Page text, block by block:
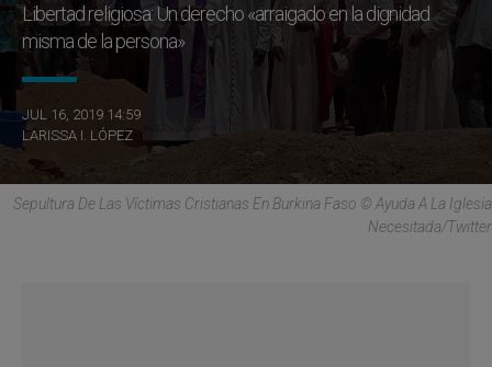
Libertad religiosa: Un derecho «arraigado en la dignidad
misma de la persona»
JUL 16, 2019 14:59
LARISSA I. LÓPEZ
Sepultura De Las Víctimas Cristianas En Burkina Faso © Ayuda A La Iglesia
Necesitada/Twitter